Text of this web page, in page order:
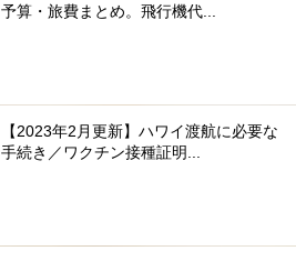
予算・旅費まとめ。飛行機代...
【2023年2月更新】ハワイ渡航に必要な
手続き／ワクチン接種証明...